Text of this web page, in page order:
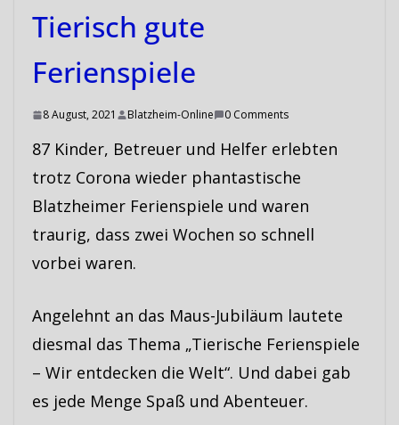
Tierisch gute
Ferienspiele
8 August, 2021 Blatzheim-Online 0 Comments
87 Kinder, Betreuer und Helfer erlebten
trotz Corona wieder phantastische
Blatzheimer Ferienspiele und waren
traurig, dass zwei Wochen so schnell
vorbei waren.
Angelehnt an das Maus-Jubiläum lautete
diesmal das Thema „Tierische Ferienspiele
– Wir entdecken die Welt“. Und dabei gab
es jede Menge Spaß und Abenteuer.